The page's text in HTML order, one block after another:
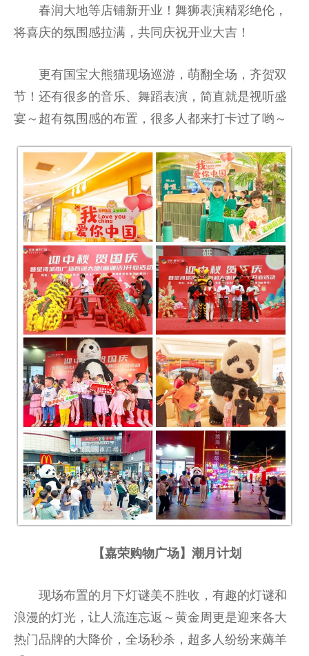
春润大地等店铺新开业！舞狮表演精彩绝伦，
将喜庆的氛围感拉满，共同庆祝开业大吉！
更有国宝大熊猫现场巡游，萌翻全场，齐贺双
节！还有很多的音乐、舞蹈表演，简直就是视听盛
宴～超有氛围感的布置，很多人都来打卡过了哟～
【嘉荣购物广场】潮月计划
现场布置的月下灯谜美不胜收，有趣的灯谜和
浪漫的灯光，让人流连忘返～黄金周更是迎来各大
热门品牌的大降价，全场秒杀，超多人纷纷来薅羊